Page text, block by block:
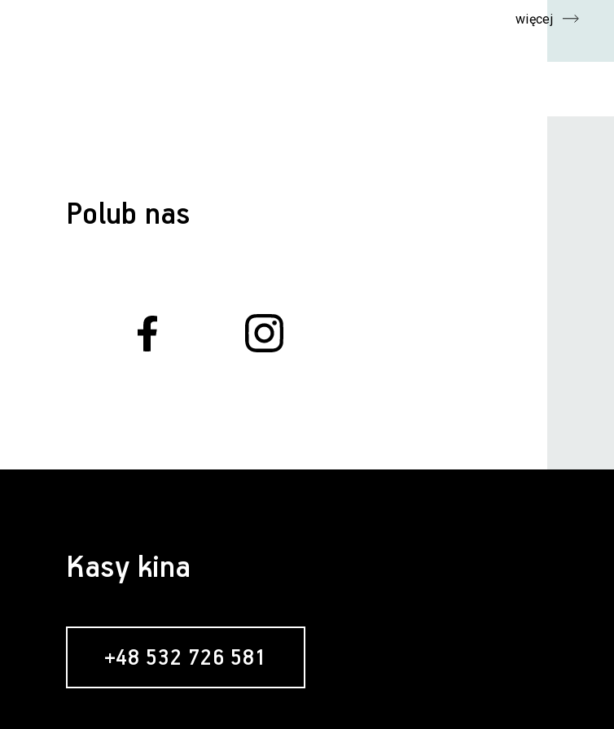
więcej
Polub nas
Kasy kina
+48 532 726 581